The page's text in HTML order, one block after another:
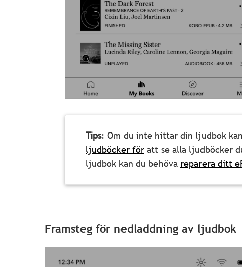
Tips: Om du inte hittar din ljudbok
ljudböcker för att se alla ljudböcker
ljudbok kan du behöva reparera ditt
Framsteg för nedladdning av ljudbok